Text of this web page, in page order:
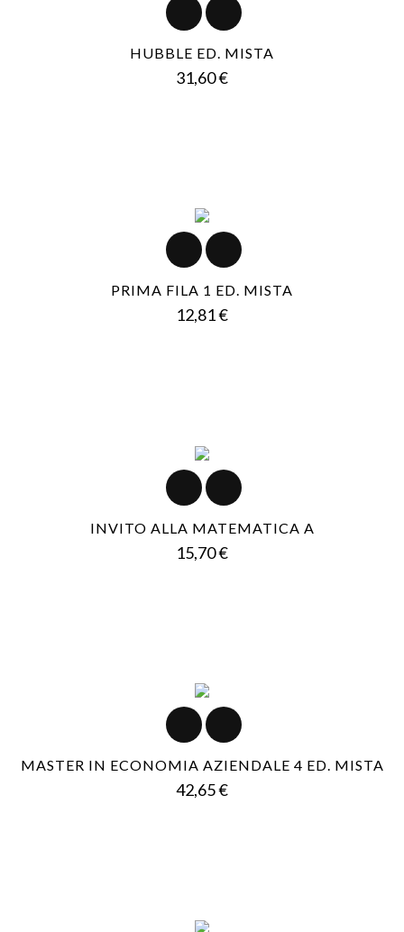
HUBBLE ED. MISTA
31,60 €Prezzo
PRIMA FILA 1 ED. MISTA
12,81 €Prezzo
INVITO ALLA MATEMATICA A
15,70 €Prezzo
MASTER IN ECONOMIA AZIENDALE 4 ED. MISTA
42,65 €Prezzo